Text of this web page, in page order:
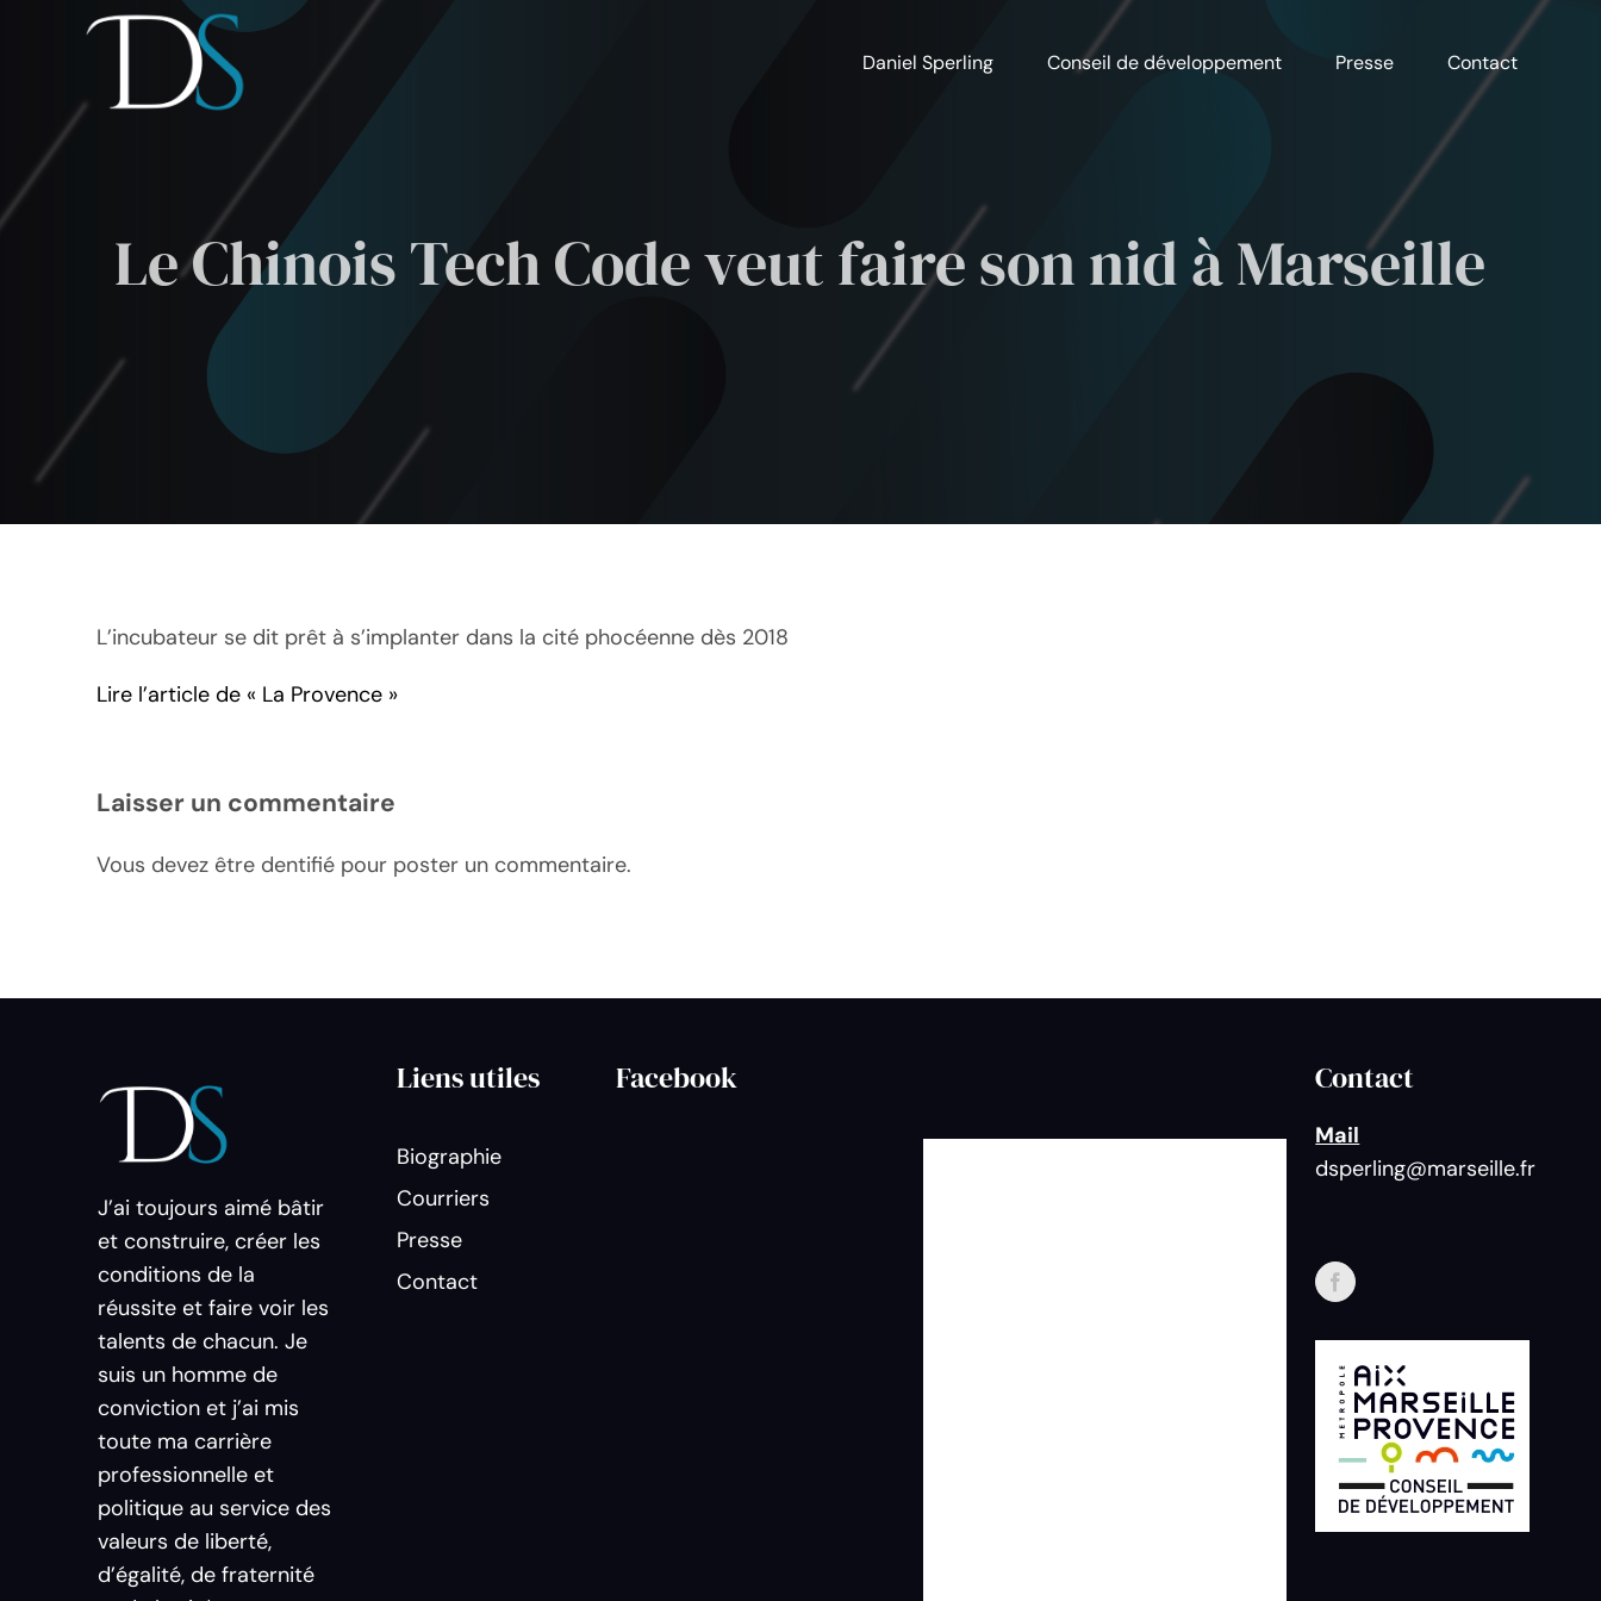
Daniel Sperling Conseil de développement Presse Contact
Le Chinois Tech Code veut faire son nid à Marseille
L’incubateur se dit prêt à s’implanter dans la cité phocéenne dès 2018
Lire l’article de « La Provence »
Laisser un commentaire
Vous devez être dentifié pour poster un commentaire.
J’ai toujours aimé bâtir
et construire, créer les
conditions de la
réussite et faire voir les
talents de chacun. Je
suis un homme de
conviction et j’ai mis
toute ma carrière
professionnelle et
politique au service des
valeurs de liberté,
d’égalité, de fraternité
Liens utiles
Biographie
Courriers
Presse
Contact
Facebook Contact
Mail
dsperling@marseille.fr